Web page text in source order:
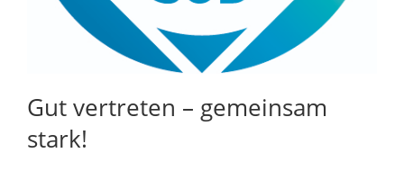
Gut vertreten – gemeinsam
stark!